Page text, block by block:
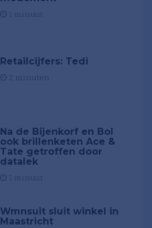
Retailcijfers: Tedi
Na de Bijenkorf en Bol
ook brillenketen Ace &
Tate getroffen door
datalek
Wmnsuit sluit winkel in
Maastricht